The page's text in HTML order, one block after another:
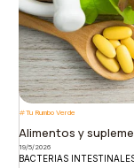
Tu Rumbo Verde
Alimentos y
19/5/2026
BACTERIAS